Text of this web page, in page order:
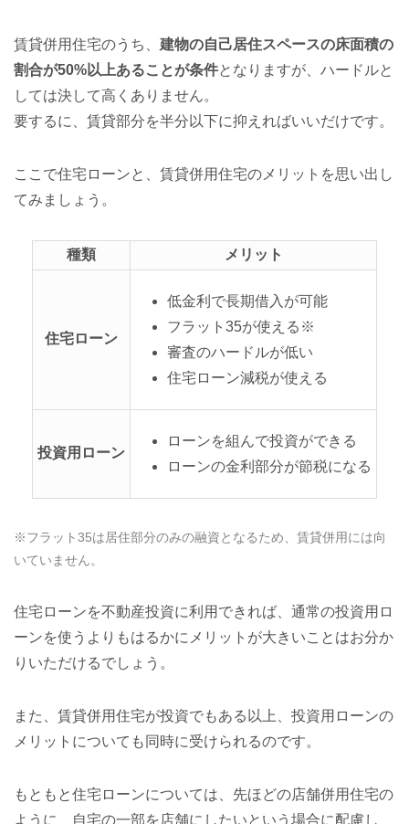
賃貸併用住宅のうち、 建物の自己居住スペースの床面積の
割合が50%以上あることが条件となりますが、ハードルと
しては決して高くありません。
要するに、賃貸部分を半分以下に抑えればいいだけです。
ここで住宅ローンと、賃貸併用住宅のメリットを思い出し
てみましょう。
種類 メリット
住宅ローン
低金利で長期借入が可能
フラット35が使える※
審査のハードルが低い
住宅ローン減税が使える
投資用ローン
ローンを組んで投資ができる
ローンの金利部分が節税になる
※フラット35は居住部分のみの融資となるため、賃貸併用には向
いていません。
住宅ローンを不動産投資に利用できれば、通常の投資用ロ
ーンを使うよりもはるかにメリットが大きいことはお分か
りいただけるでしょう。
また、賃貸併用住宅が投資でもある以上、投資用ローンの
メリットについても同時に受けられるのです。
もともと住宅ローンについては、先ほどの店舗併用住宅の
ように、自宅の一部を店舗にしたいという場合に配慮し